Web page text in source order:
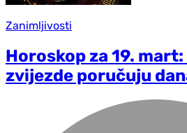
Zanimljivosti
Horoskop za 19.
zvijezde poručuju